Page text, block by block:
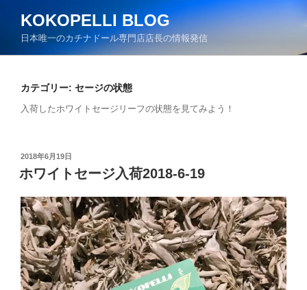
ン
KOKOPELLI BLOG
日本唯一のカチナドール専門店店長の情報発信
カテゴリー: セージの状態
入荷したホワイトセージリーフの状態を見てみよう！
投
稿
日:
2018年6月19日
ホワイトセージ入荷2018-6-19